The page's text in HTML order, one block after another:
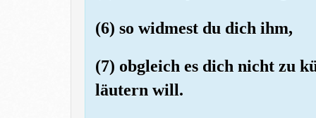
(6) so widmest du dich ihm,
(7) obgleich es dich nicht zu
läutern will.